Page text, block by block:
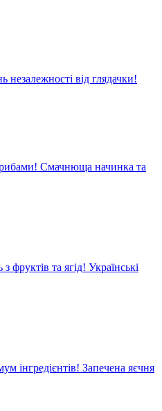
від глядачки!
Смачнюща начинка та
фруктів та ягід! Українські
інгредієнтів! Запечена яєчня